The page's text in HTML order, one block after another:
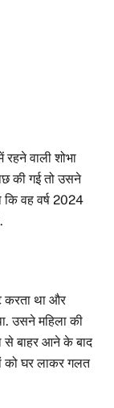
वाली शोभा
की गई तो उसने
कि वह वर्ष 2024
करता था और
उसने महिला की
से बाहर आने के बाद
को घर लाकर गलत